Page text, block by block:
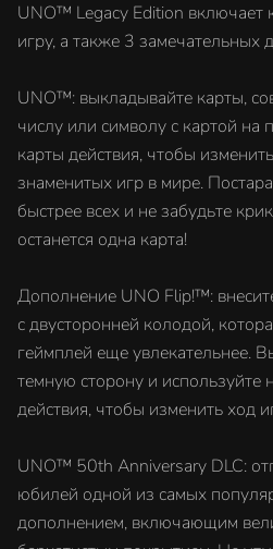
UNO™ Legacy Edition включает
игру, а также 3 замечательных
UNO™: выкладывайте карты,
числу или символу с картой на
карты действия, чтобы
знаменитых игр в мире.
быстрее всех и не забудьте
останется одна карта!
Дополнение UNO Flip!™:
с двусторонней колодой,
геймплей еще увлекательнее.
темную сторону и
действия, чтобы изменить ход
UNO™ 50th Anniversary DLC:
юбилей одной из самых
дополнением, включающим